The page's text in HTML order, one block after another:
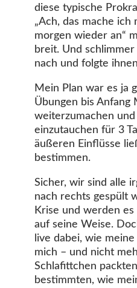
diese typische
„Ach, das mache ich
morgen wieder an“
breit. Und
nach und folgte
Mein Plan war es ja
Übungen bis Anfang
weiterzumachen
einzutauchen für 3
äußeren Einflüsse
bestimmen.
Sicher, wir sind alle
nach rechts gespült
Krise und werden
auf seine Weise.
live dabei, wie
mich – und nicht
Schlafittchen
bestimmten, wie